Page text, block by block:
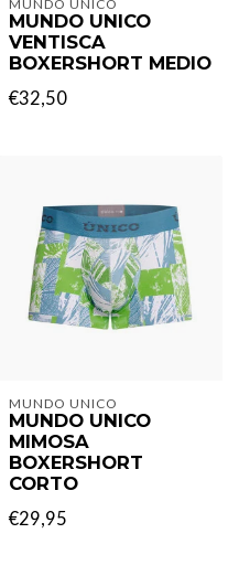
MUNDO UNICO
MUNDO UNICO
VENTISCA
BOXERSHORT MEDIO
€32,50
MUNDO UNICO
MUNDO UNICO
MIMOSA
BOXERSHORT
CORTO
€29,95